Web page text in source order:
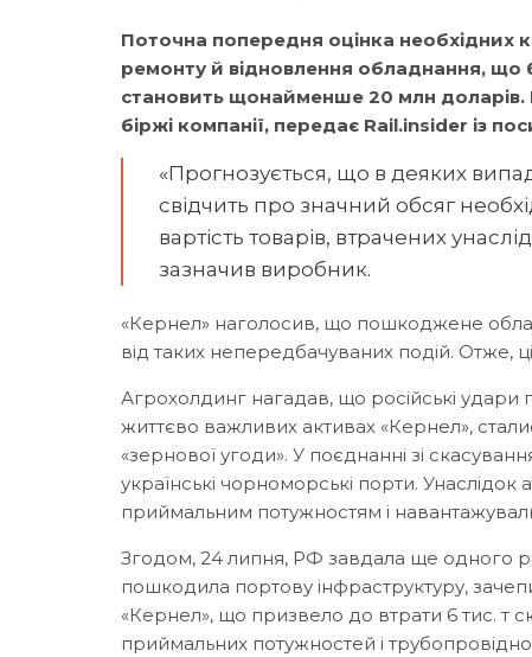
Поточна попередня оцінка необхідних
ремонту й відновлення обладнання, що
становить щонайменше 20 млн доларів.
біржі компанії, передає Rail.insider із
«Прогнозується, що в деяких
свідчить про значний обсяг
вартість товарів, втрачених
зазначив виробник.
«Кернел» наголосив, що пошкоджене
від таких непередбачуваних подій. Отже,
Агрохолдинг нагадав, що російські
життєво важливих активах «Кернел»,
«зернової угоди». У поєднанні зі
українські чорноморські порти.
приймальним потужностям і
Згодом, 24 липня, РФ завдала ще одного
пошкодила портову інфраструктуру,
«Кернел», що призвело до втрати 6 тис. т
приймальних потужностей і